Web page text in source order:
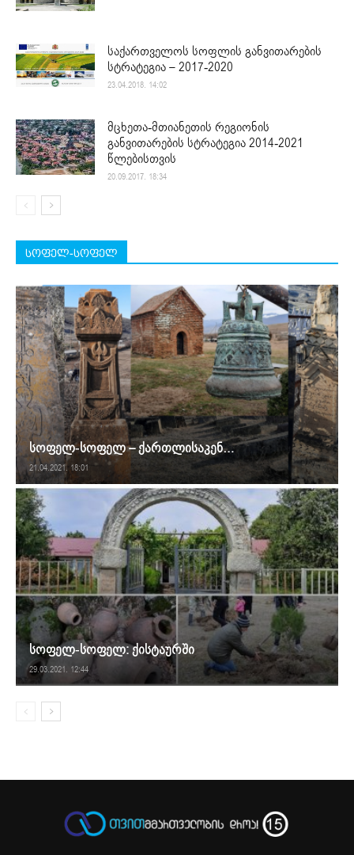
საქართველოს სოფლის განვითარების
სტრატეგია – 2017-2020
23.04.2018. 14:02
მცხეთა-მთიანეთის რეგიონის
განვითარების სტრატეგია 2014-2021
წლებისთვის
20.09.2017. 18:34
სოფელ-სოფელ
სოფელ-სოფელ – ქართლისაკენ…
21.04.2021. 18:01
სოფელ-სოფელ: ქისტაურში
29.03.2021. 12:44